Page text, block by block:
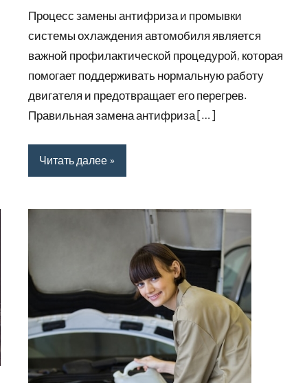
Процесс замены антифриза и промывки
системы охлаждения автомобиля является
важной профилактической процедурой, которая
помогает поддерживать нормальную работу
двигателя и предотвращает его перегрев.
Правильная замена антифриза […]
Читать далее